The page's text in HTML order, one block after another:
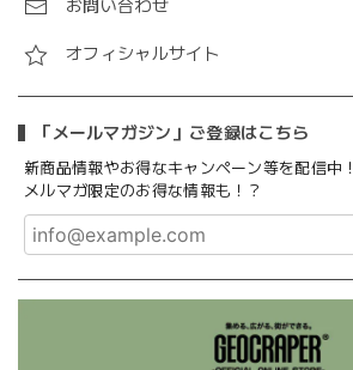
お問い合わせ
オフィシャルサイト
「メールマガジン」ご登録はこちら
新商品情報やお得なキャンペーン等を配信中！
メルマガ限定のお得な情報も！？